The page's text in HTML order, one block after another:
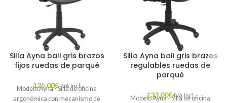
Silla Ayna bali gris brazos
fijos ruedas de parqué
125,00€ IVA Incl.
Modelo Ayna - Silla de oficina
ergonómica con mecanismo de
Silla Ayna bali gris brazos
regulables ruedas de
parqué
133,00€ IVA Incl.
Modelo Ayna - Silla de oficina